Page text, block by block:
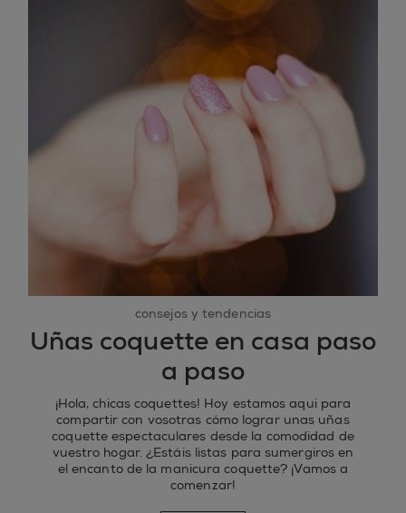
consejos y tendencias
Uñas coquette en casa paso
a paso
¡Hola, chicas coquettes! Hoy estamos aquí para
compartir con vosotras cómo lograr unas uñas
coquette espectaculares desde la comodidad de
vuestro hogar. ¿Estáis listas para sumergiros en
el encanto de la manicura coquette? ¡Vamos a
comenzar!